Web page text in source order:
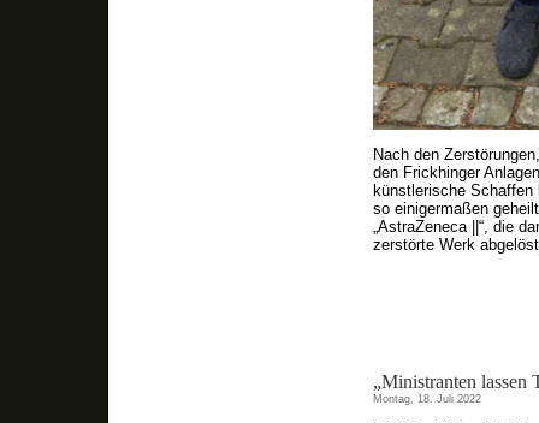
Nach den
den Frickhinger
künstlerische
so einigermaßen
„AstraZeneca ||“, die
zerstörte Werk
„Ministranten lassen
Montag, 18. Juli 2022